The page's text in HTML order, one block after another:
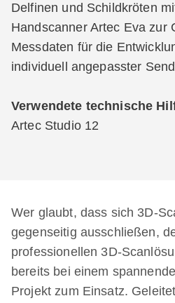
Delfinen und Schildkröten
Handscanner Artec Eva zur
Messdaten für die
individuell angepasster
Verwendete technische
Artec Studio 12
Wer glaubt, dass sich 3D-
gegenseitig ausschließen,
professionellen 3D-
bereits bei einem
Projekt zum Einsatz.